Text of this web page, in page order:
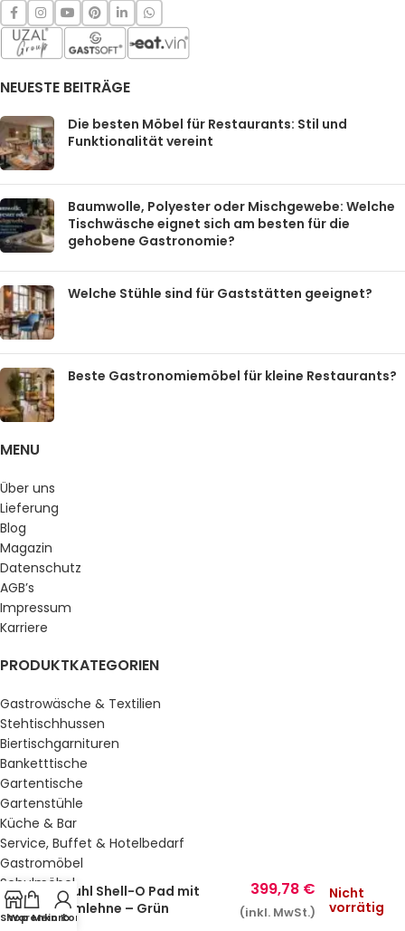
NEUESTE BEITRÄGE
Die besten Möbel für Restaurants: Stil und
Funktionalität vereint
Baumwolle, Polyester oder Mischgewebe: Welche
Tischwäsche eignet sich am besten für die
gehobene Gastronomie?
Welche Stühle sind für Gaststätten geeignet?
Beste Gastronomiemöbel für kleine Restaurants?
MENU
Über uns
Lieferung
Blog
Magazin
Datenschutz
AGB’s
Impressum
Karriere
PRODUKTKATEGORIEN
Gastrowäsche & Textilien
Stehtischhussen
Biertischgarnituren
Banketttische
Gartentische
Gartenstühle
Küche & Bar
Service, Buffet & Hotelbedarf
Gastromöbel
Schulmöbel
Sale %
Shop
Warenkorb
Mein Konto
Stuhl Shell-O Pad mit
Armlehne – Grün
399,78 €
(inkl. MwSt.)
Nicht
vorrätig